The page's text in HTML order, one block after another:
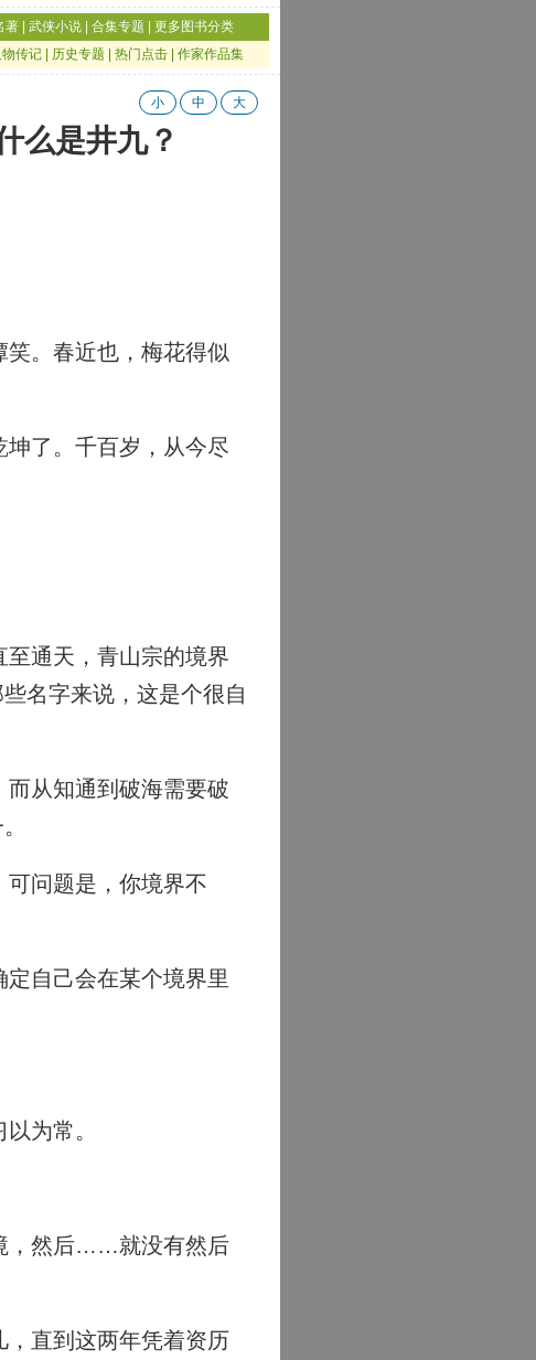
著 武侠小说 合集专题
更多图书分类
物传记 历史专题 热门点击 作家作品集
小 中 大
么是井九？
。春近也，梅花得似
了。千百岁，从今尽
通天，青山宗的境界
名字来说，这是个很自
从知通到破海需要破
问题是，你境界不
自己会在某个境界里
为常。
，然后……就没有然后
直到这两年凭着资历